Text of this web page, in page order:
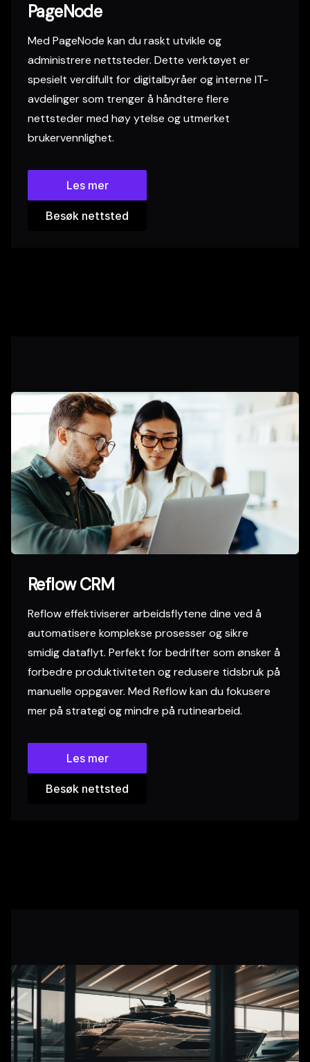
PageNode
Med PageNode kan du raskt utvikle og
administrere nettsteder. Dette verktøyet er
spesielt verdifullt for digitalbyråer og interne IT-
avdelinger som trenger å håndtere flere
nettsteder med høy ytelse og utmerket
brukervennlighet.
Les mer
Besøk nettsted
Reflow CRM
Reflow effektiviserer arbeidsflytene dine ved å
automatisere komplekse prosesser og sikre
smidig dataflyt. Perfekt for bedrifter som ønsker å
forbedre produktiviteten og redusere tidsbruk på
manuelle oppgaver. Med Reflow kan du fokusere
mer på strategi og mindre på rutinearbeid.
Les mer
Besøk nettsted